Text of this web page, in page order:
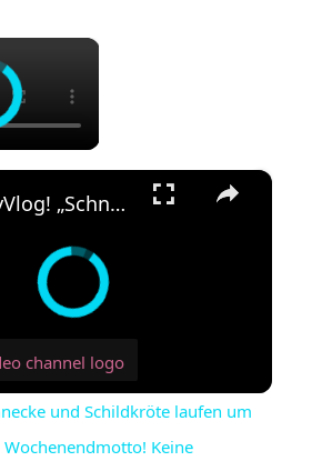
×
×
#DailyVlog! „Schnecke und Schildkröte laufen um die Wette!“ Mein Wochenendmotto! Keine Motivation.
und Schildkröte laufen um
Wochenendmotto! Keine